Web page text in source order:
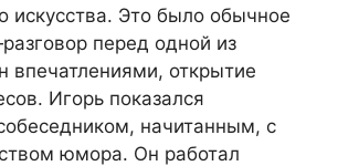
искусства. Это было обычное
перед одной из
впечатлениями, открытие
Игорь показался
начитанным, с
юмора. Он работал